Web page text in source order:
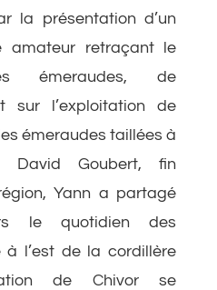
la présentation d’un
amateur retraçant le
émeraudes, de
sur l’exploitation de
émeraudes taillées à
David Goubert, fin
Yann a partagé
le quotidien des
à l’est de la cordillère
de Chivor se